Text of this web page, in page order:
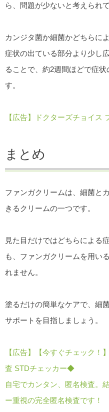
ら、問題が少ないと考えられて
カンジタ菌か細菌かどちらに
症状の出ている部分より少し
ることで、約2週間ほどで症
す。
【広告】ドクターズチョイス
まとめ
ファンガクリームは、細菌と
きるクリームの一つです。
見た目だけではどちらによる
も、ファンガクリームを用い
れません。
塗るだけの簡単なケアで、細
サポートを目指しましょう。
【広告】【今すぐチェック
査 STDチェッカー◆
自宅でカンタン、匿名検査。
ー重視の完全匿名検査です！